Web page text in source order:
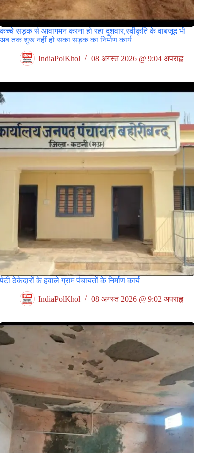
कच्चे सड़क से आवागमन करना हो रहा दुशवार,स्वीकृति के वाबजूद भी
अब तक शुरू नहीं हो सका सड़क का निर्माण कार्य
IndiaPolKhol 08 अगस्त 2026 @ 9:04 अपराह्न
पेटी ठेकेदारों के हवाले ग्राम पंचायतों के निर्माण कार्य
IndiaPolKhol 08 अगस्त 2026 @ 9:02 अपराह्न